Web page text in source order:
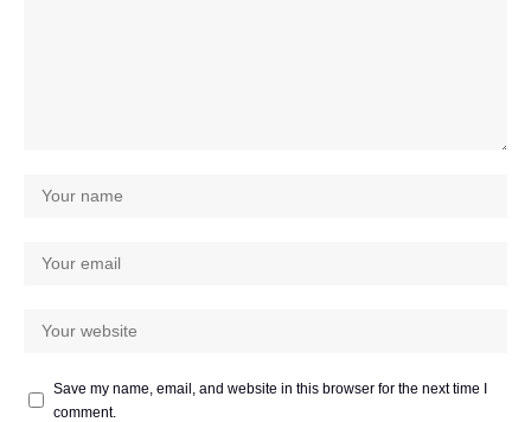
Save my name, email, and website in this browser for the next time I
comment.